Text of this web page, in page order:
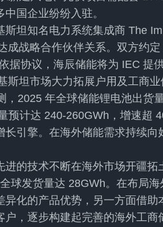
国企业纷纷入驻。
坦知名电力系统集成商 The
成战略合作伙伴关系。双方约
据协议，海辰储能将为 IEC 提
坦市场大力拓展户用及工商业
，2025 年全球储能锂电池出货
预计达 240-260GWh，增速超
引擎。在海外储能需求持续向
的技术不断在海外市场开疆拓
球发货量达 28GWh。在布局海
化的产品优势，另一方面借助
，逐步构建起完善的海外工商